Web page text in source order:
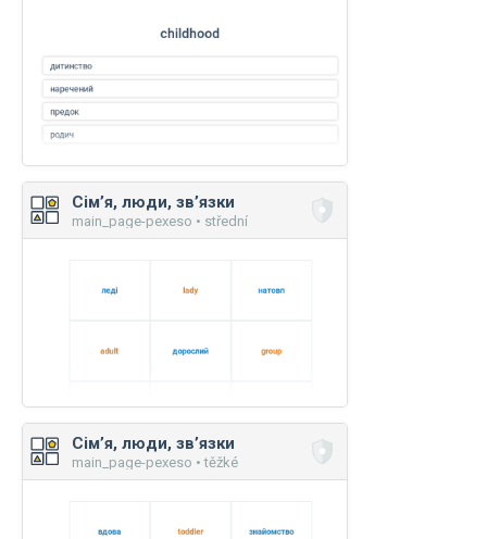
Сім’я, люди, зв’язки
main_page-pexeso • střední
Сім’я, люди, зв’язки
main_page-pexeso • těžké